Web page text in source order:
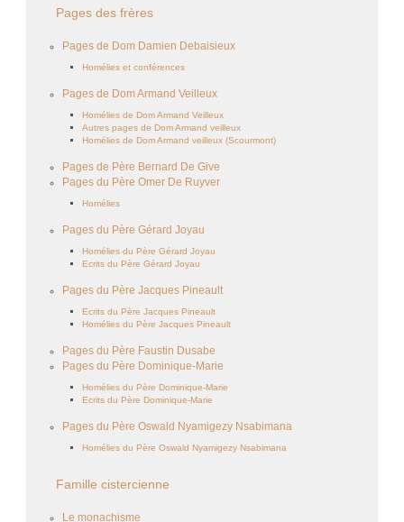
Pages des frères
Pages de Dom Damien Debaisieux
Homélies et conférences
Pages de Dom Armand Veilleux
Homélies de Dom Armand Veilleux
Autres pages de Dom Armand veilleux
Homélies de Dom Armand veilleux (Scourmont)
Pages de Père Bernard De Give
Pages du Père Omer De Ruyver
Homélies
Pages du Père Gérard Joyau
Homélies du Père Gérard Joyau
Ecrits du Père Gérard Joyau
Pages du Père Jacques Pineault
Ecrits du Père Jacques Pineault
Homélies du Père Jacques Pineault
Pages du Père Faustin Dusabe
Pages du Père Dominique-Marie
Homélies du Père Dominique-Marie
Ecrits du Père Dominique-Marie
Pages du Père Oswald Nyamigezy Nsabimana
Homélies du Père Oswald Nyamigezy Nsabimana
Famille cistercienne
Le monachisme